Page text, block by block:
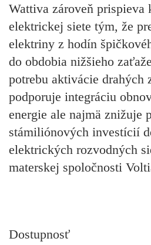
Wattiva zároveň prispieva
elektrickej siete tým, že
elektriny z hodín
do obdobia nižšieho
potrebu aktivácie drahých
podporuje integráciu
energie ale najmä znižuje
stámiliónových investícií
elektrických rozvodných
materskej spoločnosti
Dostupnosť